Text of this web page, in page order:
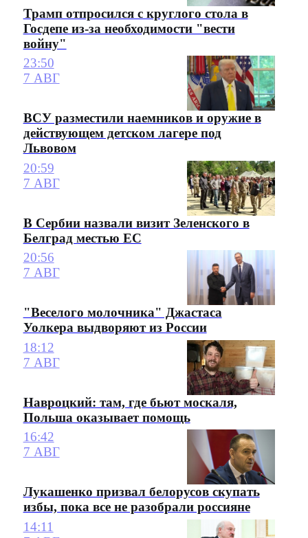
Трамп отпросился с круглого стола в
Госдепе из-за необходимости "вести
войну"
23:50
7 АВГ
ВСУ разместили наемников и оружие в
действующем детском лагере под
Львовом
20:59
7 АВГ
В Сербии назвали визит Зеленского в
Белград местью ЕС
20:56
7 АВГ
"Веселого молочника" Джастаса
Уолкера выдворяют из России
18:12
7 АВГ
Навроцкий: там, где бьют москаля,
Польша оказывает помощь
16:42
7 АВГ
Лукашенко призвал белорусов скупать
избы, пока все не разобрали россияне
14:11